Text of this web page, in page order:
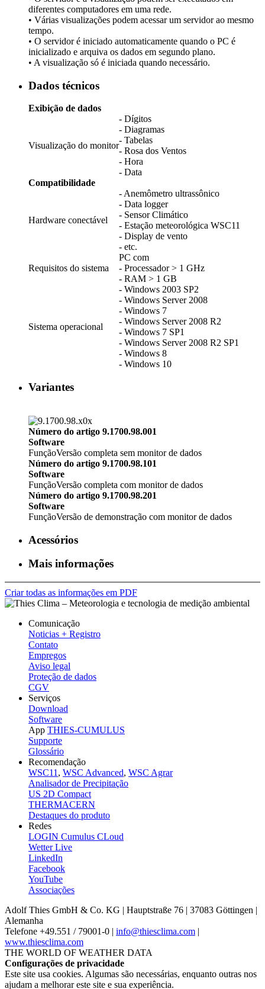
diferentes computadores em uma rede.
• Várias visualizações podem acessar um servidor ao mesmo
tempo.
• O servidor é iniciado automaticamente quando o PC é
inicializado e arquiva os dados em segundo plano.
• A visualização só é iniciada quando necessário.
Dados técnicos
Exibição de dados
Visualização do monitor
- Dígitos
- Diagramas
- Tabelas
- Rosa dos Ventos
- Hora
- Data
Compatibilidade
Hardware conectável
- Anemômetro ultrassônico
- Data logger
- Sensor Climático
- Estação meteorológica WSC11
- Display de vento
- etc.
Requisitos do sistema
PC com
- Processador > 1 GHz
- RAM > 1 GB
Sistema operacional
- Windows 2003 SP2
- Windows Server 2008
- Windows 7
- Windows Server 2008 R2
- Windows 7 SP1
- Windows Server 2008 R2 SP1
- Windows 8
- Windows 10
Variantes
Número do artigo 9.1700.98.001
Software
FunçãoVersão completa sem monitor de dados
Número do artigo 9.1700.98.101
Software
FunçãoVersão completa com monitor de dados
Número do artigo 9.1700.98.201
Software
FunçãoVersão de demonstração com monitor de dados
Acessórios
Mais informações
Criar todas as informações em PDF
Comunicação
Noticias + Registro
Contato
Empregos
Aviso legal
Proteção de dados
CGV
Serviços
Download
Software
App THIES-CUMULUS
Supporte
Glossário
Recomendação
WSC11 , WSC Advanced, WSC Agrar
Analisador de Precipitação
US 2D Compact
THERMACERN
Destaques do produto
Redes
LOGIN Cumulus CLoud
Wetter Live
LinkedIn
Facebook
YouTube
Associações
Adolf Thies GmbH & Co. KG | Hauptstraße 76 | 37083 Göttingen |
Alemanha
Telefone +49.551 /­ 79001-0 | info@thiesclima.com |
www.thiesclima.com
THE WORLD OF WEATHER DATA
Configurações de privacidade
Este site usa cookies. Algumas são necessárias, enquanto outras nos
ajudam a melhorar este site e sua experiência.